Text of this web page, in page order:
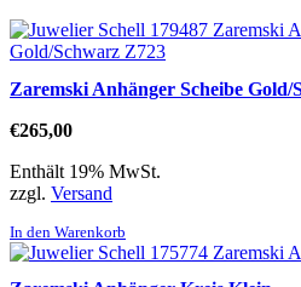
Zaremski Anhänger Scheibe Gold/
€265,00
Enthält 19% MwSt.
zzgl. Versand
In den Warenkorb